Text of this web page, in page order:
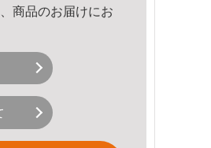
商品のお届けにお